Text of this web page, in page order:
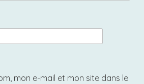
mon e-mail et mon site dans le